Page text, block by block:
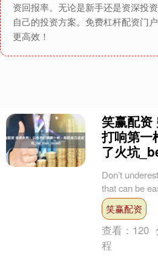
资回报率。无论是新手还是资深投
自己的投资方案。免费杠杆配资门
更高效！
笑赢配资
打响第一
了火坑
Don’t
that can be
笑赢配资
查看： 120
程